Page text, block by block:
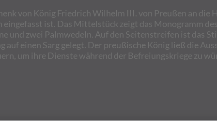
von König Friedrich Wilhelm III. von Preußen an die
ist. Das Mittelstück zeigt das Monogramm
und zwei Palmwedeln. Auf den Seitenstreifen ist das
auf einen Sarg gelegt. Der preußische König ließ die
um ihre Dienste während der Befreiungskriege zu